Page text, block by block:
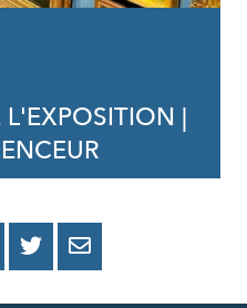
L'EXPOSITION |
PARTAGER
PARTAGER
PARTAGER